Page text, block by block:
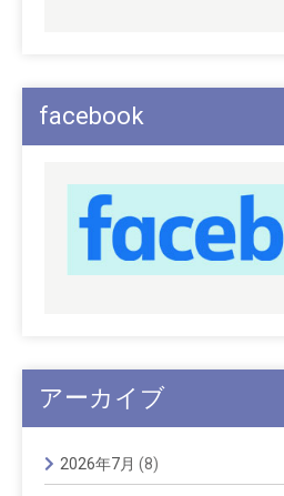
facebook
アーカイブ
2026年7月 (8)